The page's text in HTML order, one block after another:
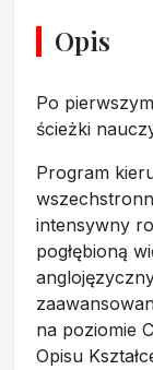
Opis
Po
ścieżki
Program
intensywny
pogłębioną
na poziomie
Opisu